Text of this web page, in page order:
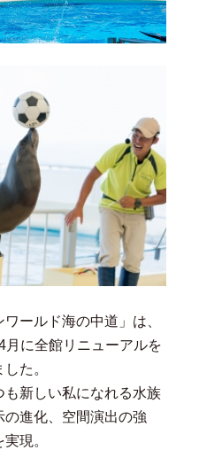
ールド海の中道」は、
月に全館リニューアルを
た。
も新しい私になれる水族
進化、空間演出の強
現。